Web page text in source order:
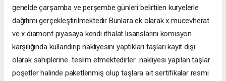
genelde çarşamba ve perşembe günleri belirtilen kuryelerle
dağıtımı gerçekleştirilmektedir Bunlara ek olarak x mücevherat
ve x diamont piyasaya kendi ithalat lisanslarını komisyon
karşılığında kullandırıp nakliyesini yaptıkları taşları kayıt dışı
olarak sahiplerine teslim etmektedirler nakliyesi yapılan taşlar
poşetler halinde paketlenmiş olup taşlara ait sertifikalar resmi